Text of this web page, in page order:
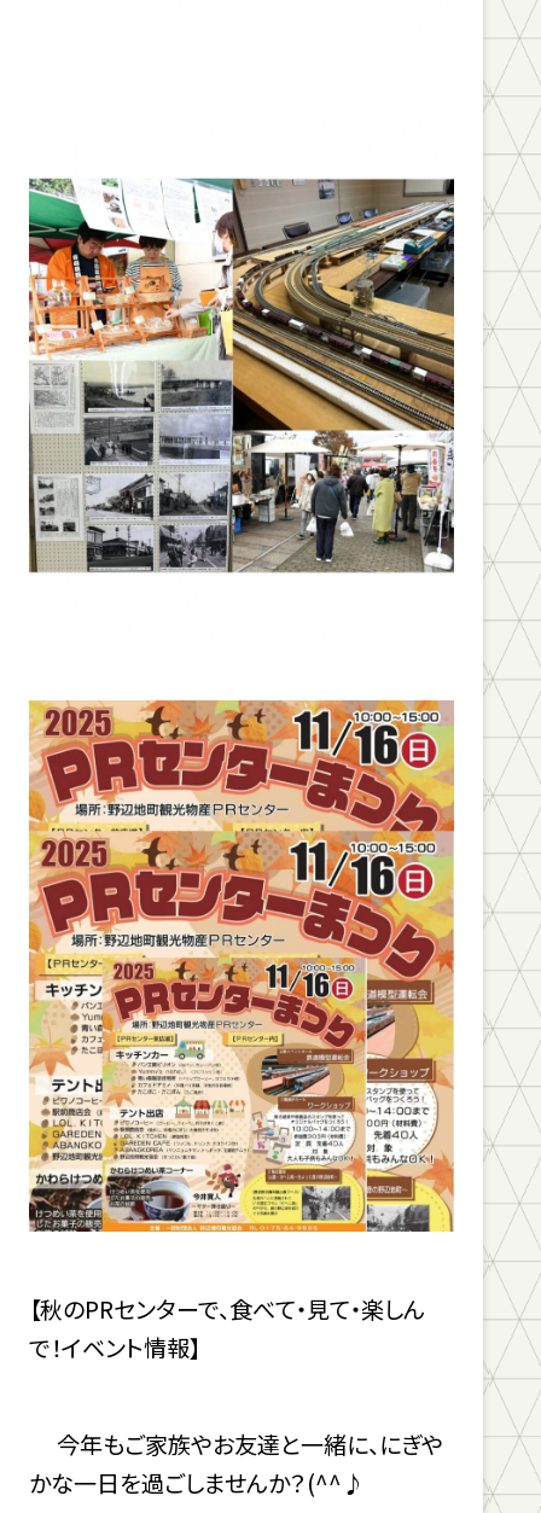
【秋のPRセンターで、食べて・見て・楽しん
で！イベント情報】
今年もご家族やお友達と一緒に、にぎや
かな一日を過ごしませんか？(^^♪